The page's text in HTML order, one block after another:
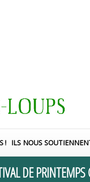
! ILS NOUS
DEPRINTEMPS